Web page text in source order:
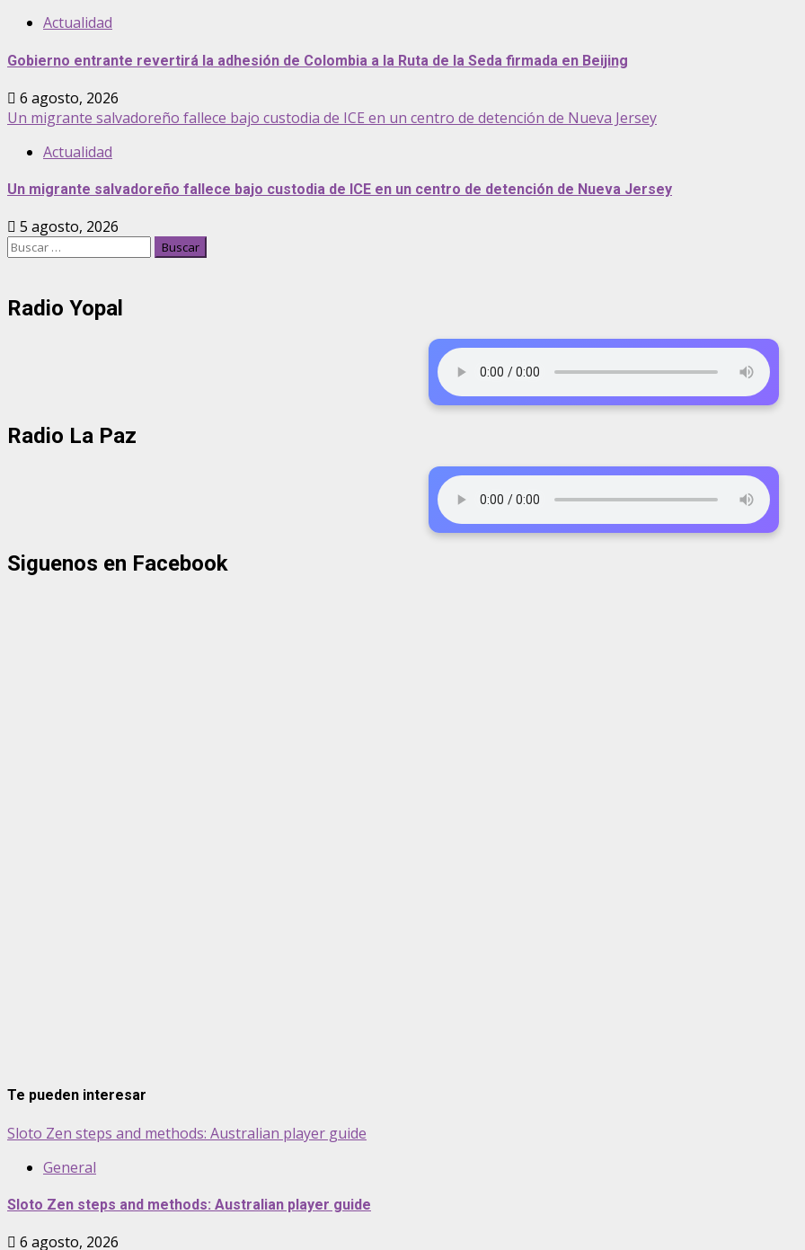
Actualidad
Gobierno entrante revertirá la adhesión de Colombia a la Ruta de la Seda firmada en Beijing
6 agosto, 2026
Un migrante salvadoreño fallece bajo custodia de ICE en un centro de detención de Nueva Jersey
Actualidad
Un migrante salvadoreño fallece bajo custodia de ICE en un centro de detención de Nueva Jersey
5 agosto, 2026
Buscar:
Radio Yopal
Radio La Paz
Siguenos en Facebook
Te pueden interesar
Sloto Zen steps and methods: Australian player guide
General
Sloto Zen steps and methods: Australian player guide
6 agosto, 2026